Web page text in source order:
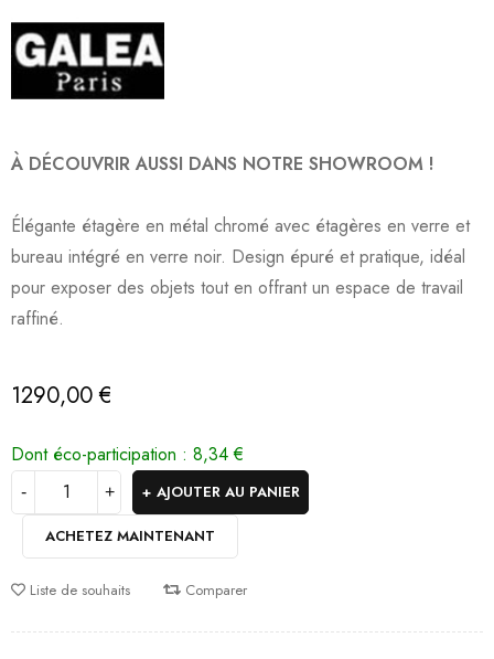
À DÉCOUVRIR AUSSI DANS NOTRE SHOWROOM !
Élégante étagère en métal chromé avec étagères en verre et
bureau intégré en verre noir. Design épuré et pratique, idéal
pour exposer des objets tout en offrant un espace de travail
raffiné.
1290,00€
Dont éco-participation : 8,34€
AJOUTER AU PANIER
ACHETEZ MAINTENANT
Liste de souhaits Comparer